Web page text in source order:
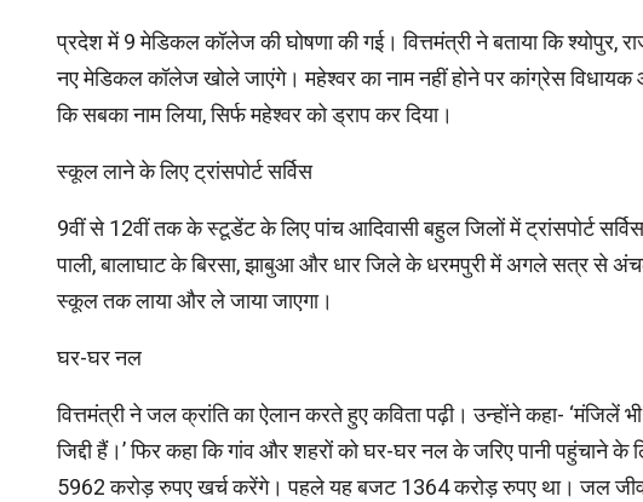
प्रदेश में 9 मेडिकल कॉलेज की घोषणा की गई। वित्तमंत्री ने बताया कि श्योपुर,
नए मेडिकल कॉलेज खोले जाएंगे। महेश्वर का नाम नहीं होने पर कांग्रेस विधायक
कि सबका नाम लिया, सिर्फ महेश्वर को ड्राप कर दिया।
स्कूल लाने के लिए ट्रांसपोर्ट सर्विस
9वीं से 12वीं तक के स्टूडेंट के लिए पांच आदिवासी बहुल जिलों में ट्रांसपोर्ट
पाली, बालाघाट के बिरसा, झाबुआ और धार जिले के धरमपुरी में अगले सत्र से
स्कूल तक लाया और ले जाया जाएगा।
घर-घर नल
वित्तमंत्री ने जल क्रांति का ऐलान करते हुए कविता पढ़ी। उन्होंने कहा- ‘मंजिलें भी
जिद्दी हैं।’ फिर कहा कि गांव और शहरों को घर-घर नल के जरिए पानी पहुंचाने
5962 करोड़ रुपए खर्च करेंगे। पहले यह बजट 1364 करोड़ रुपए था। जल